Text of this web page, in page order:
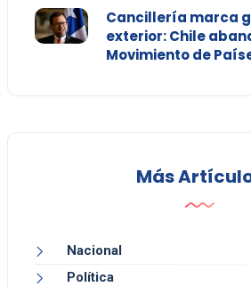
Cancillería marca
exterior: Chile
Movimiento de
Más
Nacional
Política